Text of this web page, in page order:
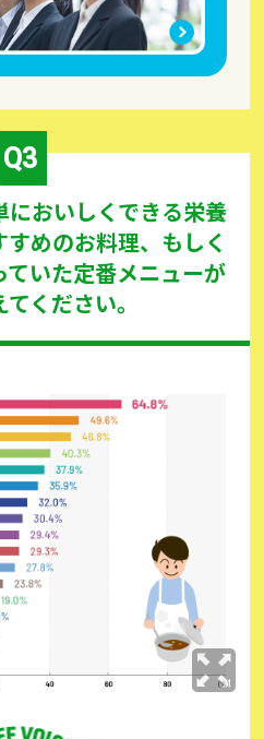
においしくできる栄養
めのお料理、もしく
いた定番メニューが
ください。